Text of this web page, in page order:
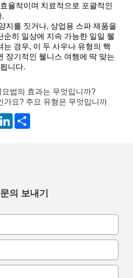
율적이며 치료적으로 포괄적인
.
지를 짓거나, 상업용 스파 제품을
순히 일상에 지속 가능한 일일 웰
는 경우, 이 두 사우나 유형의 핵
장기적인 웰니스 여행에 딱 맞는
니다.
법의 효과는 무엇입니까?
가요? 주요 유형은 무엇입니까
LinkedIn
문의 보내기